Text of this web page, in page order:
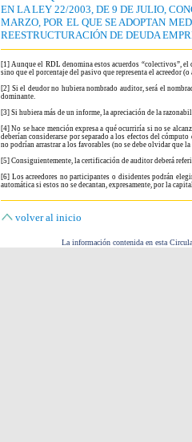
EN LA LEY 22/2003, DE 9 DE JULIO,
MARZO, POR EL QUE SE ADOPTAN
REESTRUCTURACIÓN DE DEUDA
[1] Aunque el RDL denomina estos acuerdos “colectivos”,
sino que el porcentaje del pasivo que representa el acreedor
[2] Si el deudor no hubiera nombrado auditor, será el
dominante.
[3] Si hubiera más de un informe, la apreciación de la
[4] No se hace mención expresa a qué ocurriría si no se
deberían considerarse por separado a los efectos del
no podrían arrastrar a los favorables (no se debe olvidar que
[5] Consiguientemente, la certificación de auditor deberá
[6] Los acreedores no participantes o disidentes podrán
automática si estos no se decantan, expresamente, por la
volver al inicio
La información contenida en esta